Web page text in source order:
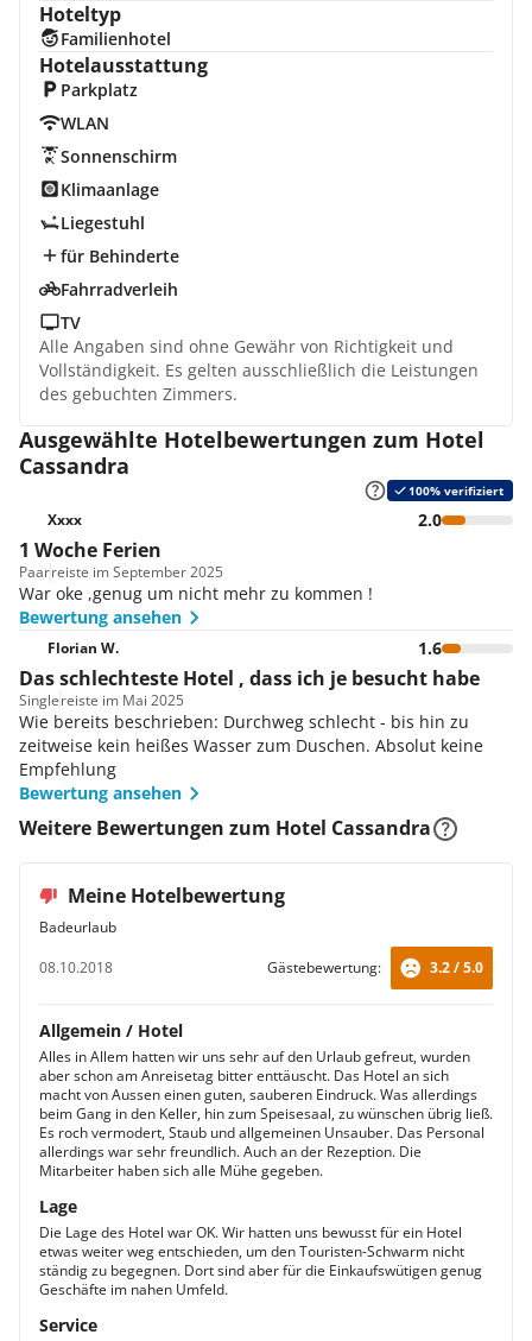
Hoteltyp
Familienhotel
Hotelausstattung
Parkplatz
WLAN
Sonnenschirm
Klimaanlage
Liegestuhl
für Behinderte
Fahrradverleih
TV
Alle Angaben sind ohne Gewähr von Richtigkeit und
Vollständigkeit. Es gelten ausschließlich die Leistungen
des gebuchten Zimmers.
Ausgewählte Hotelbewertungen zum Hotel
Cassandra
100% verifiziert
Xxxx 2.0
1 Woche Ferien
Paarreiste im September 2025
War oke ,genug um nicht mehr zu kommen !
Bewertung ansehen
Florian W. 1.6
Das schlechteste Hotel , dass ich je besucht habe
Singlereiste im Mai 2025
Wie bereits beschrieben: Durchweg schlecht - bis hin zu
zeitweise kein heißes Wasser zum Duschen. Absolut keine
Empfehlung
Bewertung ansehen
Weitere Bewertungen zum Hotel Cassandra
Meine Hotelbewertung
Badeurlaub
08.10.2018
Gästebewertung: 3.2 / 5.0
Allgemein / Hotel
Alles in Allem hatten wir uns sehr auf den Urlaub gefreut, wurden
aber schon am Anreisetag bitter enttäuscht. Das Hotel an sich
macht von Aussen einen guten, sauberen Eindruck. Was allerdings
beim Gang in den Keller, hin zum Speisesaal, zu wünschen übrig ließ.
Es roch vermodert, Staub und allgemeinen Unsauber. Das Personal
allerdings war sehr freundlich. Auch an der Rezeption. Die
Mitarbeiter haben sich alle Mühe gegeben.
Lage
Die Lage des Hotel war OK. Wir hatten uns bewusst für ein Hotel
etwas weiter weg entschieden, um den Touristen-Schwarm nicht
ständig zu begegnen. Dort sind aber für die Einkaufswütigen genug
Geschäfte im nahen Umfeld.
Service